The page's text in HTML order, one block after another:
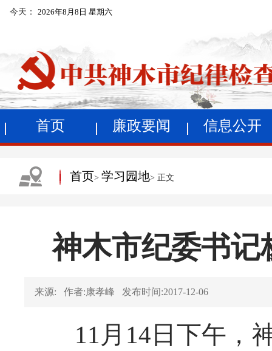
今天： 2026年8月8日 星期六
首页 廉政要闻 信息公开
首页> 学习园地> 正文
神木市纪委书记
来源: 作者:康孝峰 发布时间:2017-12-06
11月14日下午，神